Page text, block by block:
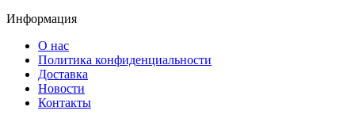
Информация
О нас
Политика конфиденциальности
Доставка
Новости
Контакты